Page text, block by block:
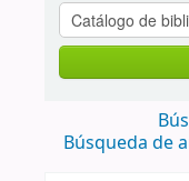
Búsqueda de